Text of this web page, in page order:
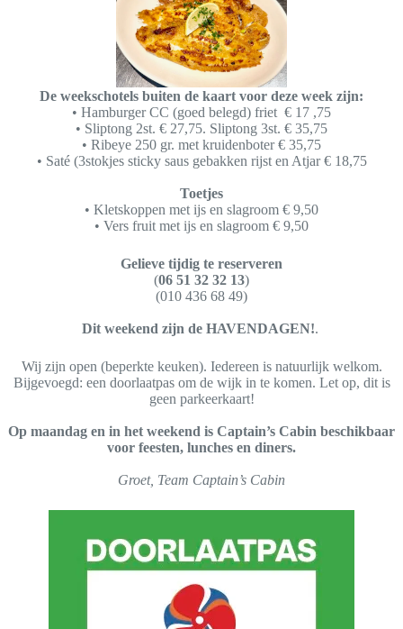
De weekschotels buiten de kaart voor deze week zijn:
• Hamburger CC (goed belegd) friet € 17 ,75
• Sliptong 2st. € 27,75. Sliptong 3st. € 35,75
• Ribeye 250 gr. met kruidenboter € 35,75
• Saté (3stokjes sticky saus gebakken rijst en Atjar € 18,75
Toetjes
• Kletskoppen met ijs en slagroom € 9,50
• Vers fruit met ijs en slagroom € 9,50
Gelieve tijdig te reserveren
(06 51 32 32 13)
(010 436 68 49)
Dit weekend zijn de HAVENDAGEN!.
Wij zijn open (beperkte keuken). Iedereen is natuurlijk welkom.
Bijgevoegd: een doorlaatpas om de wijk in te komen. Let op, dit is
geen parkeerkaart!
Op maandag en in het weekend is Captain’s Cabin beschikbaar
voor feesten, lunches en diners.
Groet, Team Captain’s Cabin